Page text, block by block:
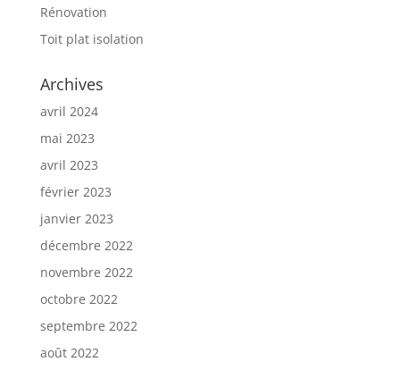
Rénovation
Toit plat isolation
Archives
avril 2024
mai 2023
avril 2023
février 2023
janvier 2023
décembre 2022
novembre 2022
octobre 2022
septembre 2022
août 2022